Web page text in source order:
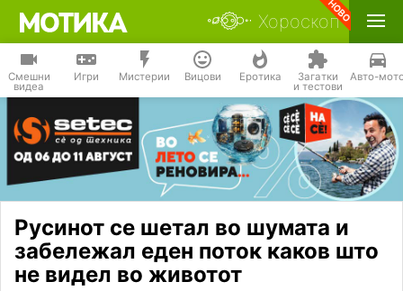
Хороскоп
Смешни
видеа
Игри Мистерии Вицови Еротика Загатки
и тестови
Авто-
Русинот се шетал во шумата и
забележал еден поток каков што
не видел во животот